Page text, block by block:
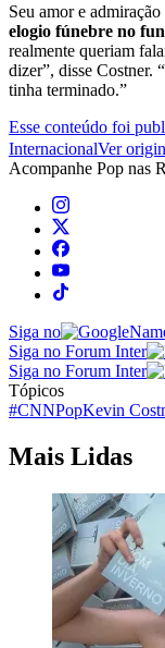
Seu amor e
elogio fúnebre no
realmente queriam
dizer”, disse Costner.
tinha terminado.”
Esse conteúdo foi
InternacionalVer
Acompanhe Pop nas
Siga no
Siga no Forum Inter
Siga no Forum Inter
Tópicos
#CNNPopKevin
Mais Lidas